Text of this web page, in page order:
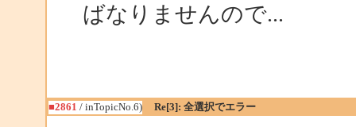
ばなりませんので...
■2861 / inTopicNo.6) Re[3]: 全選択でエラー